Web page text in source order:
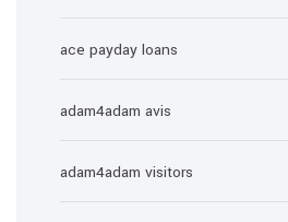
ace payday loans
adam4adam avis
adam4adam visitors